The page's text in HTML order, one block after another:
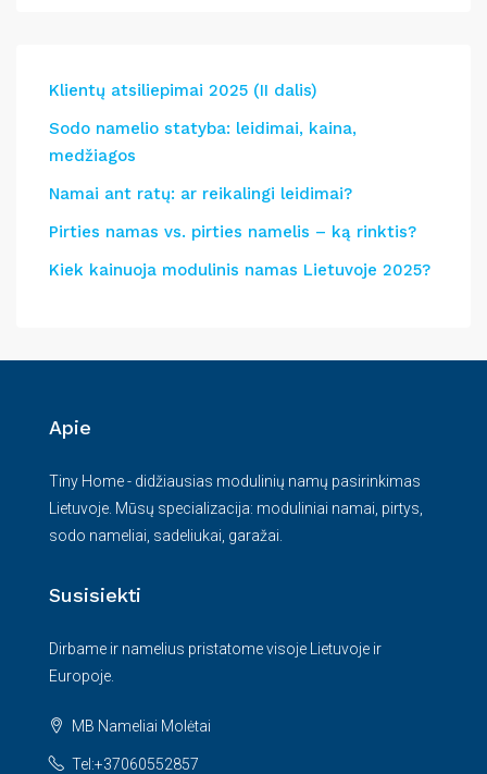
Klientų atsiliepimai 2025 (II dalis)
Sodo namelio statyba: leidimai, kaina,
medžiagos
Namai ant ratų: ar reikalingi leidimai?
Pirties namas vs. pirties namelis – ką rinktis?
Kiek kainuoja modulinis namas Lietuvoje 2025?
Apie
Tiny Home - didžiausias modulinių namų pasirinkimas
Lietuvoje. Mūsų specializacija: moduliniai namai, pirtys,
sodo nameliai, sadeliukai, garažai.
Susisiekti
Dirbame ir namelius pristatome visoje Lietuvoje ir
Europoje.
MB Nameliai Molėtai
Tel:+37060552857